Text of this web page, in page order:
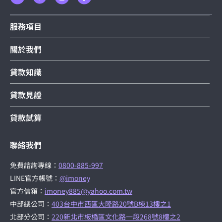
服務項目
關於我們
貸款知識
貸款見證
貸款試算
聯絡我們
免費諮詢專線： 0800-885-997
LINE官方帳號： @imoney
官方信箱： imoney885@yahoo.com.tw
中部總公司： 403台中市西區大隆路20號B棟13樓之1
北部分公司： 220新北市板橋區文化路一段268號8樓之2